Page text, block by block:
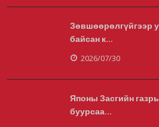
Гадаадын гэр
Засгийн газрын
Зөвшөөрөлгүйгээр
байсан к...
2026/07/30
Японы Засгийн
буурсаа...